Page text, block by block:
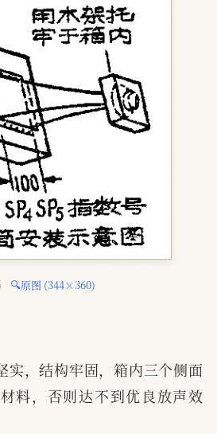
🔍原图 (344×360)
实，结构牢固，箱内三个侧面
料，否则达不到优良放声效